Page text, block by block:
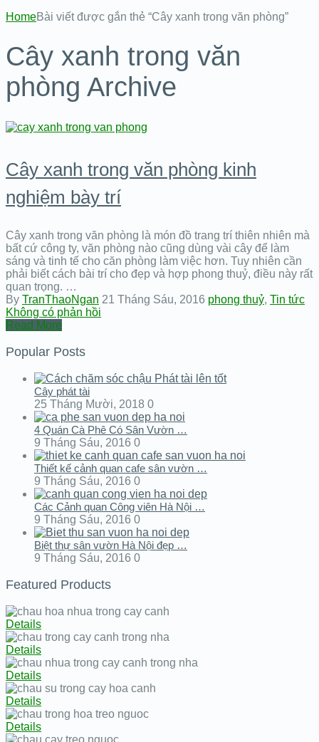
HomeBài viết được gắn thẻ “Cây xanh trong văn phòng”
Cây xanh trong văn
phòng Archive
Cây xanh trong văn phòng kinh
nghiệm bày trí
Cây xanh trong văn phòng là món đồ trang trí thiên nhiên mà
bất cứ công ty, văn phòng nào cũng dùng vài cây để làm
sáng và tinh tế cho căn phòng làm việc hơn. Tuy nhiên cần
phải biết cách bài trí cho đẹp và hợp phong thuỷ, điều này rất
quan trọng. …
By TranThaoNgan 21 Tháng Sáu, 2016 phong thuỷ, Tin tức
Không có phản hồi
Read More
Popular Posts
Cây phát tài
25 Tháng Mười, 2018 0
4 Quán Cà Phê Có Sân Vườn …
9 Tháng Sáu, 2016 0
Thiết kế cảnh quan cafe sân vườn …
9 Tháng Sáu, 2016 0
Các Cảnh quan Công viên Hà Nội …
9 Tháng Sáu, 2016 0
Biệt thự sân vườn Hà Nội đẹp …
9 Tháng Sáu, 2016 0
Featured Products
Details
Details
Details
Details
Details